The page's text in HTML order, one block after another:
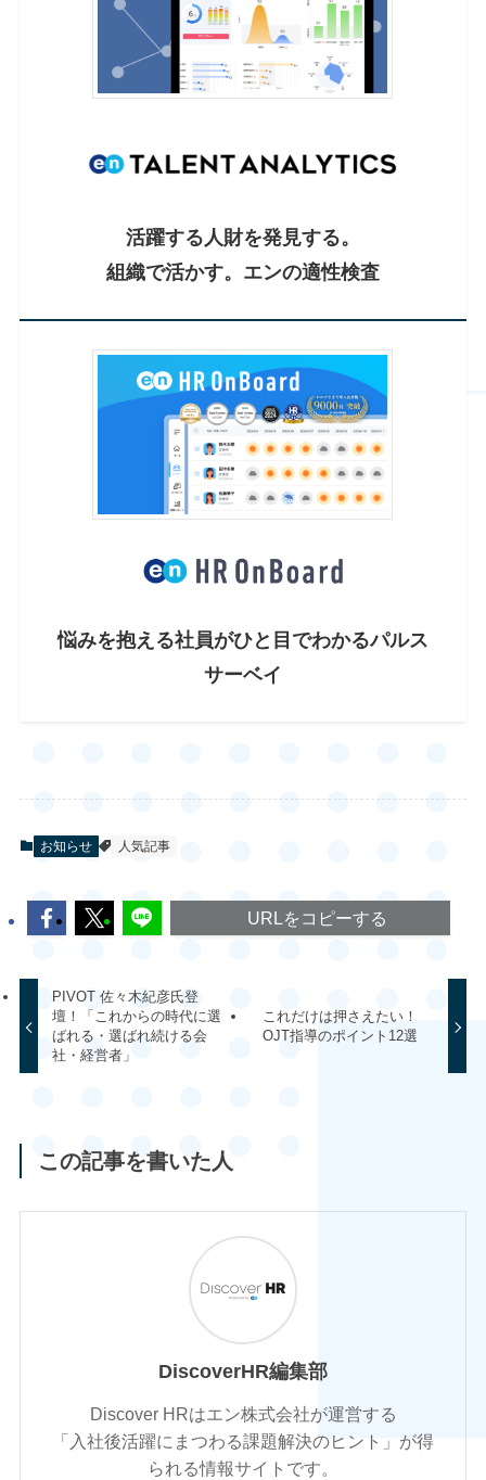
活躍する人財を発見する。
組織で活かす。エンの適性検査
悩みを抱える社員がひと目でわかるパルス
サーベイ
お知らせ 人気記事
URLをコピーする
PIVOT 佐々木紀彦氏登
壇！「これからの時代に選
ばれる・選ばれ続ける会
社・経営者」
これだけは押さえたい！
OJT指導のポイント12選
この記事を書いた人
DiscoverHR編集部
Discover HRはエン株式会社が運営する
「入社後活躍にまつわる課題解決のヒント」が得
られる情報サイトです。